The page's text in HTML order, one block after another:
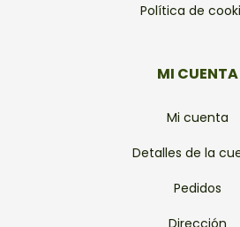
Política de
MI CUENTA
Mi cuenta
Detalles de la
Pedidos
Dirección